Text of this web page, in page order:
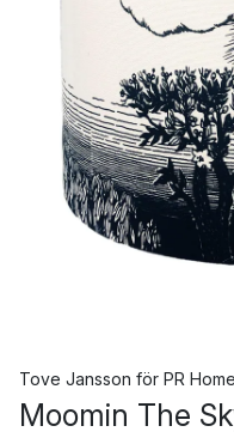
Tove Jansson för PR Home
Moomin The